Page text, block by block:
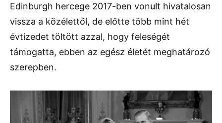
Edinburgh hercege 2017-ben vonult hivatalosan
vissza a közélettől, de előtte több mint hét
évtizedet töltött azzal, hogy feleségét
támogatta, ebben az egész életét meghatározó
szerepben.